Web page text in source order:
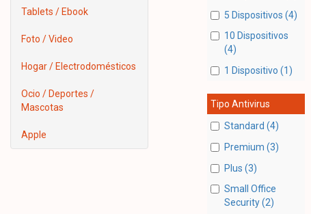
Tablets / Ebook
Foto / Video
Hogar / Electrodomésticos
Ocio / Deportes /
Mascotas
Apple
5 Dispositivos (4)
10 Dispositivos
(4)
1 Dispositivo (1)
Tipo Antivirus
Standard (4)
Premium (3)
Plus (3)
Small Office
Security (2)